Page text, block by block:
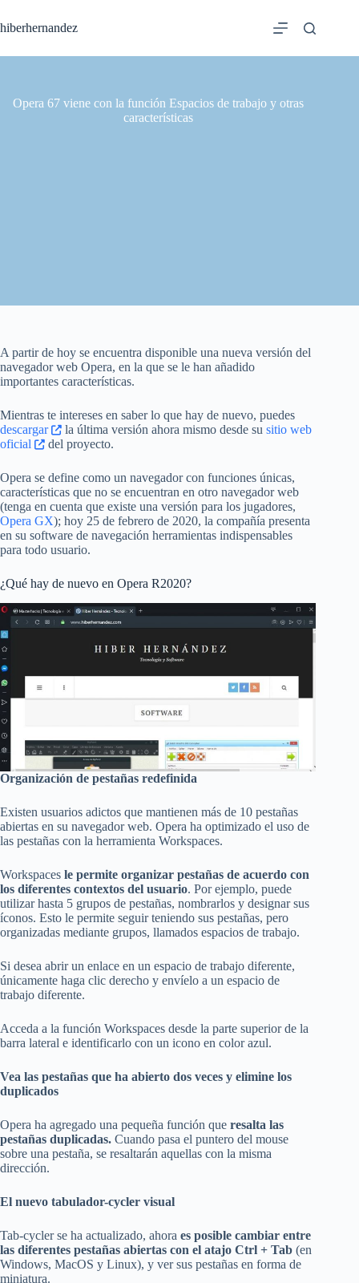
al
contenido
hiberhernandez
Opera 67 viene con la función Espacios de trabajo y otras
características
A partir de hoy se encuentra disponible una nueva versión del
navegador web Opera, en la que se le han añadido
importantes características.
Mientras te intereses en saber lo que hay de nuevo, puedes
descargar
la última versión ahora mismo desde su sitio web
oficial
del proyecto.
Opera se define como un navegador con funciones únicas,
características que no se encuentran en otro navegador web
(tenga en cuenta que existe una versión para los jugadores,
Opera GX); hoy 25 de febrero de 2020, la compañía presenta
en su software de navegación herramientas indispensables
para todo usuario.
¿Qué hay de nuevo en Opera R2020?
Organización de pestañas redefinida
Existen usuarios adictos que mantienen más de 10 pestañas
abiertas en su navegador web. Opera ha optimizado el uso de
las pestañas con la herramienta Workspaces.
Workspaces le permite organizar pestañas de acuerdo con
los diferentes contextos del usuario. Por ejemplo, puede
utilizar hasta 5 grupos de pestañas, nombrarlos y designar sus
íconos. Esto le permite seguir teniendo sus pestañas, pero
organizadas mediante grupos, llamados espacios de trabajo.
Si desea abrir un enlace en un espacio de trabajo diferente,
únicamente haga clic derecho y envíelo a un espacio de
trabajo diferente.
Acceda a la función Workspaces desde la parte superior de la
barra lateral e identificarlo con un icono en color azul.
Vea las pestañas que ha abierto dos veces y elimine los
duplicados
Opera ha agregado una pequeña función que resalta las
pestañas duplicadas. Cuando pasa el puntero del mouse
sobre una pestaña, se resaltarán aquellas con la misma
dirección.
El nuevo tabulador-cycler visual
Tab-cycler se ha actualizado, ahora es posible cambiar entre
las diferentes pestañas abiertas con el atajo Ctrl + Tab (en
Windows, MacOS y Linux), y ver sus pestañas en forma de
miniatura.